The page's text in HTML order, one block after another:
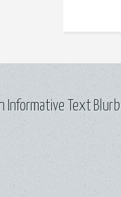
Informative Text Blurb